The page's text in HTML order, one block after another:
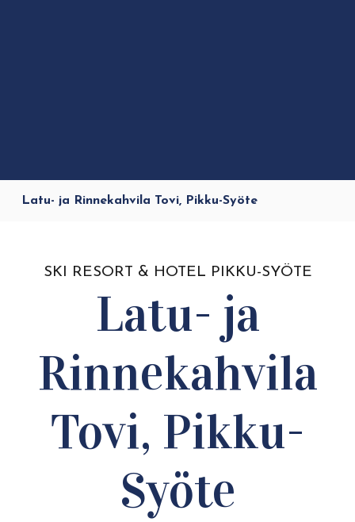
Latu- ja Rinnekahvila Tovi, Pikku-Syöte
SKI RESORT & HOTEL PIKKU-SYÖTE
Latu- ja
Rinnekahvila
Tovi, Pikku-
Syöte